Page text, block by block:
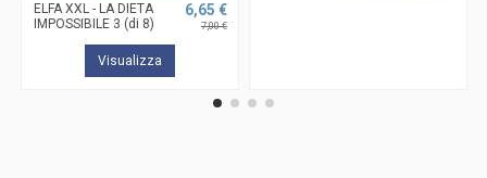
ELFA XXL - LA DIETA
IMPOSSIBILE 3 (di 8)
6,65 €
7,00 €
Visualizza